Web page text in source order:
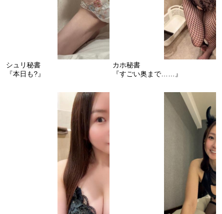
シュリ秘書
『本日も?』
カホ秘書
『すごい奥まで……』